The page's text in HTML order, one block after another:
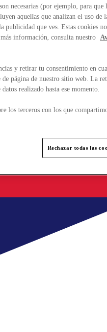
necesarias (por ejemplo, para
aquellas que analizan el uso de
publicidad que ves. Estas cookies
información, consulta nuestro
y retirar tu consentimiento en
de página de nuestro sitio web. La
realizado hasta ese momento.
los terceros con los que
Rechazar todas las